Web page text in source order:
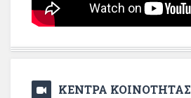
ΚΕΝΤΡΑ ΚΟΙΝΟΤΗΤΑΣ